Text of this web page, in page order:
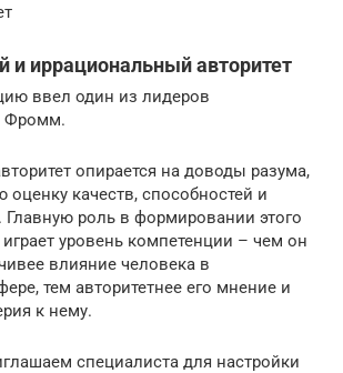
и иррациональный авторитет
ввел один из лидеров
Фромм.
опирается на доводы разума,
оценку качеств, способностей и
роль в формировании этого
играет уровень компетенции – чем он
влияние человека в
тем авторитетнее его мнение и
к нему.
специалиста для настройки